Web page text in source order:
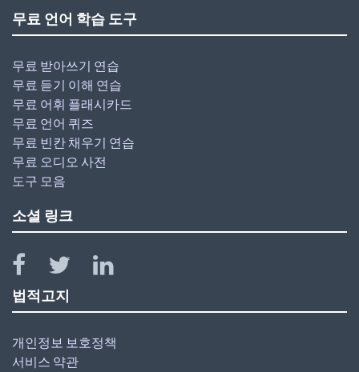
무료 언어 학습 도구
무료 받아쓰기 연습
무료 듣기 이해 연습
무료 어휘 플래시카드
무료 언어 퀴즈
무료 빈칸 채우기 연습
무료 오디오 사전
도구 모음
소셜 링크
법적고지
개인정보 보호정책
서비스 약관